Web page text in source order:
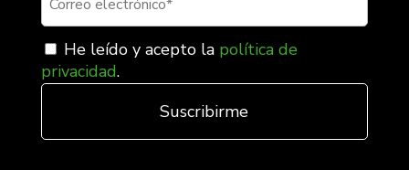
He leído y acepto la política de
privacidad.